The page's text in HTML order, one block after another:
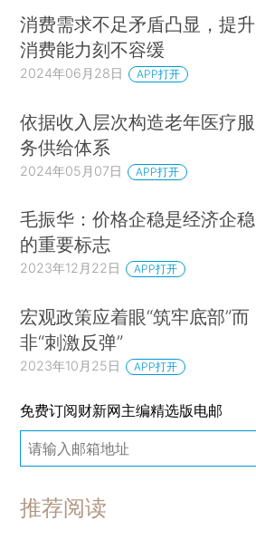
消费需求不足矛盾凸显，提升
消费能力刻不容缓
2024年06月28日 APP打开
依据收入层次构造老年医疗服
务供给体系
2024年05月07日 APP打开
毛振华：价格企稳是经济企稳
的重要标志
2023年12月22日 APP打开
宏观政策应着眼“筑牢底部”而
非“刺激反弹”
2023年10月25日 APP打开
免费订阅财新网主编精选版电邮
推荐阅读